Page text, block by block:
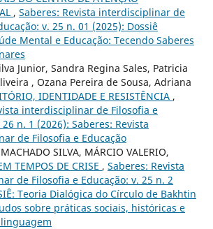
, Saberes: Revista interdisciplinar de
v. 25 n. 01 (2025): Dossiê
Mental e Educação: Tecendo Saberes
Junior, Sandra Regina Sales, Patricia
, Ozana Pereira de Sousa, Adriana
IDENTIDADE E RESISTÊNCIA ,
interdisciplinar de Filosofia e
26 n. 1 (2026): Saberes: Revista
de Filosofia e Educação
SILVA, MÁRCIO VALERIO,
TEMPOS DE CRISE , Saberes: Revista
de Filosofia e Educação: v. 25 n. 2
Teoria Dialógica do Círculo de Bakhtin
sobre práticas sociais, históricas e